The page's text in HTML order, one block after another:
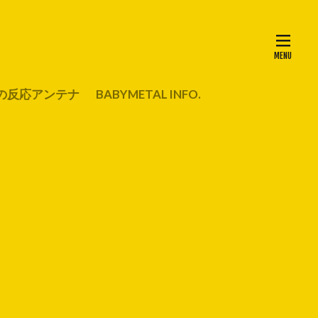
反応アンテナ BABYMETAL INFO.